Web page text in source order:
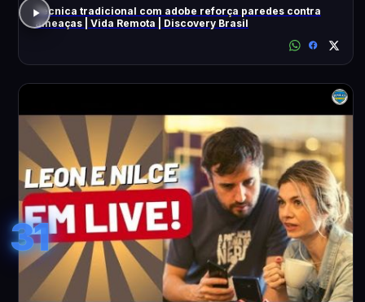
Técnica tradicional com adobe reforça paredes contra
ameaças | Vida Remota | Discovery Brasil
31